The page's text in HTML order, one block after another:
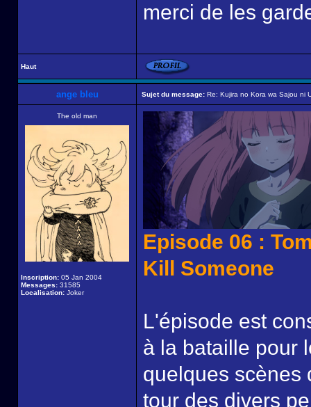
merci de les
Haut
ange bleu Sujet du message: Re: Kujira no Kora wa Sajou ni
The old man
Inscription: 05 Jan 2004
Messages: 31585
Localisation: Joker
Episode 06 :
Kill Someone
L'épisode est
à la bataille pour
quelques scènes
tour des divers